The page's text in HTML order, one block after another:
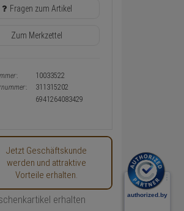
Fragen zum Artikel
Zum Merkzettel
10033522
311315202
6941264083429
Jetzt Geschäftskunde
werden und attraktive
Vorteile erhalten.
erhalten